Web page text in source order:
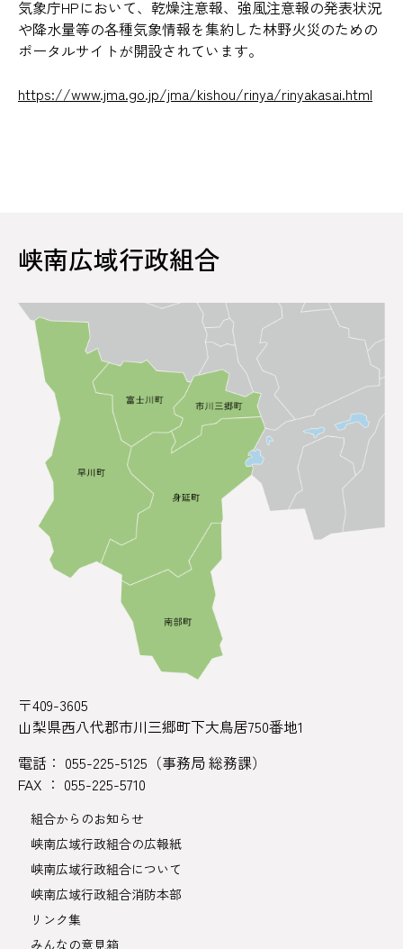
気象庁HPにおいて、乾燥注意報、強風注意報の発表状況
や降水量等の各種気象情報を集約した林野火災のための
ポータルサイトが開設されています。
https://www.jma.go.jp/jma/kishou/rinya/rinyakasai.html
峡南広域行政組合
〒409-3605
山梨県西八代郡市川三郷町下大鳥居750番地1
電話： 055-225-5125（事務局 総務課）
FAX ： 055-225-5710
組合からのお知らせ
峡南広域行政組合の広報紙
峡南広域行政組合について
峡南広域行政組合消防本部
リンク集
みんなの意見箱